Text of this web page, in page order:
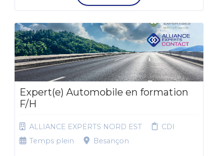
Expert(e) Automobile en formation
F/H
ALLIANCE EXPERTS NORD EST
CDI
Temps plein
Besançon